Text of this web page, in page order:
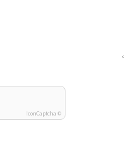
IconCaptcha ©